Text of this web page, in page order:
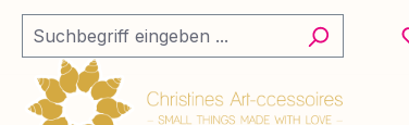
Hauptinhalt springen
Zur Suche springen
Zur Hauptnavigation springen